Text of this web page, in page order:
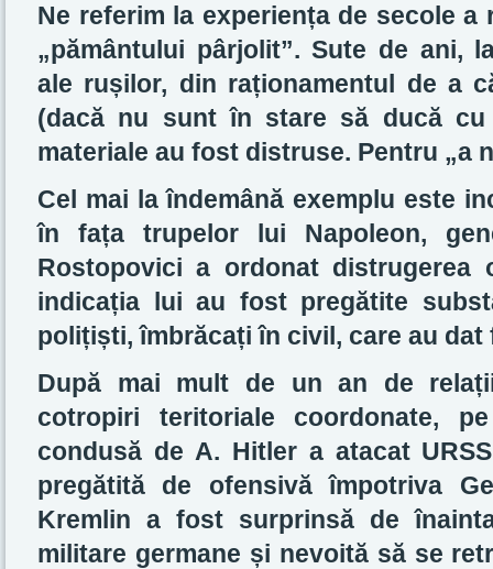
Ne referim la experiența de secole
„pământului pârjolit”. Sute de ani,
ale rușilor, din raționamentul de a
(dacă nu sunt în stare să ducă
materiale au fost distruse. Pentru „a
Cel mai la îndemână exemplu este
în fața trupelor lui Napoleon,
Rostopovici a ordonat distrugerea
indicația lui au fost pregătite
polițiști, îmbrăcați în civil, care au dat
După mai mult de un an de
cotropiri teritoriale coordonate,
condusă de A. Hitler a atacat
pregătită de ofensivă împotriva
Kremlin a fost surprinsă de
militare germane și nevoită să se